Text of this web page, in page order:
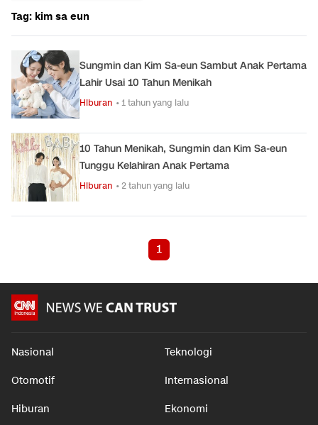
Tag: kim sa eun
Sungmin dan Kim Sa-eun Sambut Anak Pertama
Lahir Usai 10 Tahun Menikah
Hiburan • 1 tahun yang lalu
10 Tahun Menikah, Sungmin dan Kim Sa-eun
Tunggu Kelahiran Anak Pertama
Hiburan • 2 tahun yang lalu
1
Nasional Teknologi
Otomotif Internasional
Hiburan Ekonomi